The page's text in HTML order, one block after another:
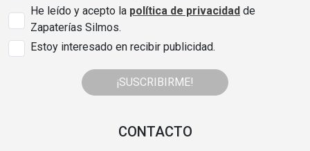
He leído y acepto la política de privacidad de
Zapaterías Silmos.
Estoy interesado en recibir publicidad.
¡SUSCRIBIRME!
CONTACTO